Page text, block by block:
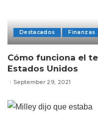
Destacados Finanzas
Cómo funciona el
Estados Unidos
September 29, 2021